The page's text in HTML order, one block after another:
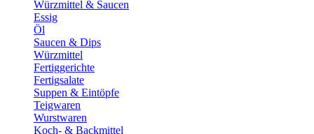
Würzmittel & Saucen
Essig
Öl
Saucen & Dips
Würzmittel
Fertiggerichte
Fertigsalate
Suppen & Eintöpfe
Teigwaren
Wurstwaren
Koch- & Backmittel